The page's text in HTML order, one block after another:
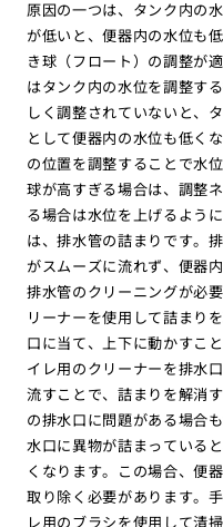
原因の一つは、タンク内の
が低いと、便器内の水位も
き球（フロート）の調整が
はタンク内の水位を調整す
しく調整されていないと、
として便器内の水位も低く
の位置を調整することで水
球が高すぎる場合は、調整
る場合は水位を上げるよう
は、排水管の詰まりです。
がスムーズに流れず、便器
排水管のクリーニングが必
リーナーを使用して詰まり
口に当て、上下に動かすこ
イレ用のクリーナーを排水
流すことで、詰まりを解消
の排水口に問題がある場合
水口に異物が詰まっている
くなります。この場合、便
取り除く必要があります。
レ用のブラシを使用して清